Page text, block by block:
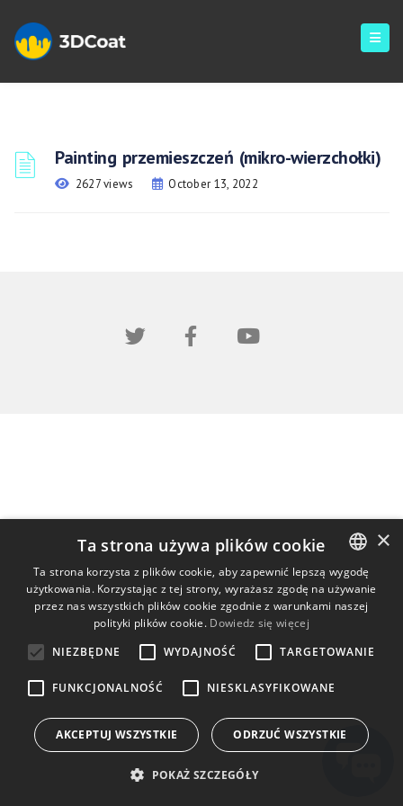
Painting przemieszczeń (mikro-wierzchołki)
2627 views October 13, 2022
ENGLISH
CROATIAN
DUTCH
×
Ta strona używa plików cookie
Ta strona korzysta z plików cookie, aby zapewnić lepszą wygodę
użytkowania. Korzystając z tej strony, wyrażasz zgodę na używanie
przez nas wszystkich plików cookie zgodnie z warunkami naszej
polityki plików cookie. Dowiedz się więcej
NIEZBĘDNE
WYDAJNOŚĆ TARGETOWANIE
FUNKCJONALNOŚĆ NIESKLASYFIKOWANE
AKCEPTUJ WSZYSTKIE ODRZUĆ WSZYSTKIE
POKAŻ SZCZEGÓŁY